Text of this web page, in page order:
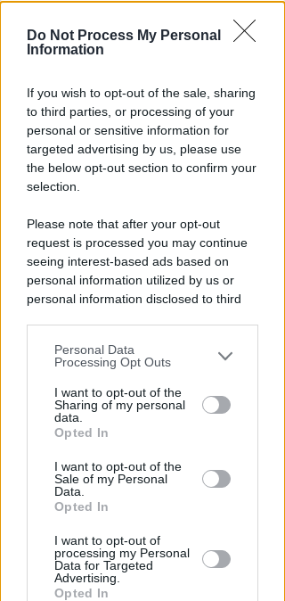
Do Not Process My Personal
Information
If you wish to opt-out of the sale, sharing
to third parties, or processing of your
personal or sensitive information for
targeted advertising by us, please use
the below opt-out section to confirm your
selection.
Please note that after your opt-out
request is processed you may continue
seeing interest-based ads based on
personal information utilized by us or
personal information disclosed to third
You may separately opt-out of the further
disclosure of your personal information
by third parties on the IAB’s list of
downstream participants.
by us to third parties on the IAB’s List of
Downstream Participants that may
further disclose it to other third parties.
Personal Data
Processing Opt Outs
I want to opt-out of the
Sharing of my personal
data.
Opted In
I want to opt-out of the
Sale of my Personal
Data.
Opted In
I want to opt-out of
processing my Personal
Data for Targeted
Advertising.
Opted In
NO A PISCINE E TERRAZZE
Piano Arenile. Renzi (FdI):
maldestro tentativo di
urbanizzare la spiaggia
SABATO AL "BIANCHELLI"
Ingresso gratuito per il test
match tra Vigor Senigallia e
Rimini
Icaro Sport